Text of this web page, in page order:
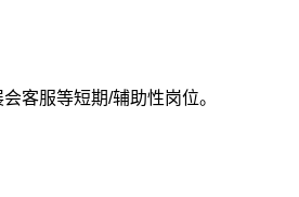
服等短期/辅助性岗位。